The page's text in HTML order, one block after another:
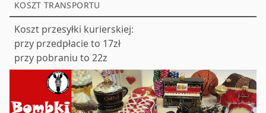
KOSZT TRANSPORTU
Koszt przesyłki kurierskiej:
przy przedpłacie to 17zł
przy pobraniu to 22z